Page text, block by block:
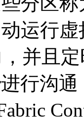
运行虚
并且
行沟